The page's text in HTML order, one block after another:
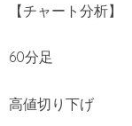
【チャート分析】
60分足
高値切り下げ